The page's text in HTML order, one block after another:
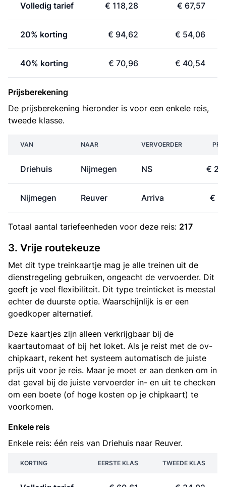
Volledig tarief € 118,28 € 67,57
20% korting € 94,62 € 54,06
40% korting € 70,96 € 40,54
Prijsberekening
De prijsberekening hieronder is voor een enkele reis,
tweede klasse.
VAN NAAR VERVOERDER
Driehuis Nijmegen NS €
Nijmegen Reuver Arriva €
Totaal aantal tariefeenheden voor deze reis: 217
3. Vrije routekeuze
Met dit type treinkaartje mag je alle treinen uit de
dienstregeling gebruiken, ongeacht de vervoerder. Dit
geeft je veel flexibiliteit. Dit type treinticket is meestal
echter de duurste optie. Waarschijnlijk is er een
goedkoper alternatief.
Deze kaartjes zijn alleen verkrijgbaar bij de
kaartautomaat of bij het loket. Als je reist met de ov-
chipkaart, rekent het systeem automatisch de juiste
prijs uit voor je reis. Maar je moet er aan denken om in
dat geval bij de juiste vervoerder in- en uit te checken
om een boete (of hoge kosten op je chipkaart) te
voorkomen.
Enkele reis
Enkele reis: één reis van Driehuis naar Reuver.
KORTING EERSTE KLAS TWEEDE KLAS